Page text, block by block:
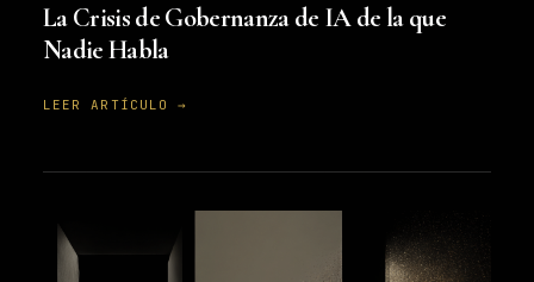
La Crisis de Gobernanza de IA de la que
Nadie Habla
LEER ARTÍCULO →